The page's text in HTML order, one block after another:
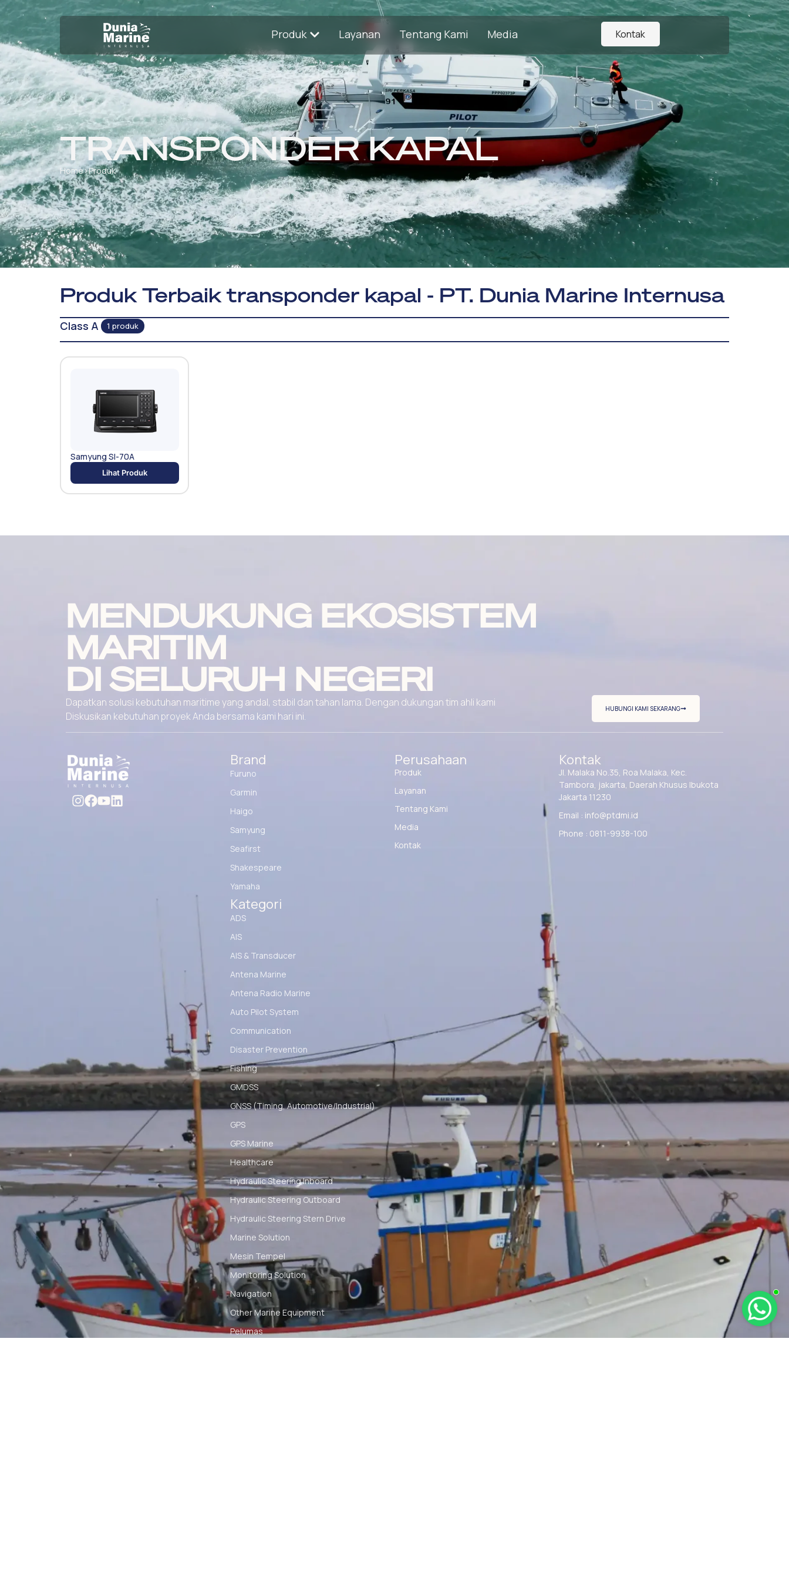
Produk Layanan Tentang Kami Media Kontak
TRANSPONDER KAPAL
Home›Produk
Produk Terbaik transponder kapal - PT. Dunia Marine Internusa
Class A 1 produk
Samyung SI-70A
Lihat Produk
MENDUKUNG EKOSISTEM
MARITIM
DI SELURUH NEGERI
Dapatkan solusi kebutuhan maritime yang andal, stabil dan tahan lama. Dengan dukungan tim ahli kami
Diskusikan kebutuhan proyek Anda bersama kami hari ini.
HUBUNGI KAMI SEKARANG
Brand
Furuno
Garmin
Haigo
Samyung
Seafirst
Shakespeare
Yamaha
Kategori
ADS
AIS
AIS & Transducer
Antena Marine
Antena Radio Marine
Auto Pilot System
Communication
Disaster Prevention
Fishing
GMDSS
GNSS (Timing, Automotive/Industrial)
GPS
GPS Marine
Healthcare
Hydraulic Steering Inboard
Hydraulic Steering Outboard
Hydraulic Steering Stern Drive
Marine Solution
Mesin Tempel
Monitoring Solution
Navigation
Other Marine Equipment
Pelumas
Perusahaan
Produk
Layanan
Tentang Kami
Media
Kontak
Kontak
Jl. Malaka No.35, Roa Malaka, Kec.
Tambora, jakarta, Daerah Khusus Ibukota
Jakarta 11230
Email : info@ptdmi.id
Phone : 0811-9938-100